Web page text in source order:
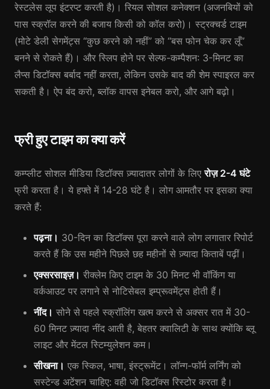
रेस्टलेस लूप इंटरप्ट करती है)। रियल सोशल कनेक्शन (अजनबियों को
पास स्क्रॉल करने की बजाय किसी को कॉल करो)। स्ट्रक्चर्ड टाइम
(मोटे डेली सेगमेंट्स “कुछ करने को नहीं” को “बस फोन चेक कर लूँ”
बनने से रोकते हैं)। और स्लिप होने पर सेल्फ-कम्पैशन: 3-मिनट का
लैप्स डिटॉक्स बर्बाद नहीं करता, लेकिन उसके बाद की शेम स्पाइरल कर
सकती है। ऐप बंद करो, ब्लॉक वापस इनेबल करो, और आगे बढ़ो।
फ्री हुए टाइम का क्या करें
कम्प्लीट सोशल मीडिया डिटॉक्स ज़्यादातर लोगों के लिएरोज़ 2-4 घंटे
फ्री करता है। ये हफ्ते में 14-28 घंटे है। लोग आमतौर पर इसका क्या
करते हैं:
पढ़ना। 30-दिन का डिटॉक्स पूरा करने वाले लोग लगातार रिपोर्ट
करते हैं कि उस महीने पिछले छह महीनों से ज़्यादा किताबें पढ़ीं।
एक्सरसाइज़। रीक्लेम किए टाइम के 30 मिनट भी वॉकिंग या
वर्कआउट पर लगाने से नोटिसेबल इम्प्रूवमेंट्स होती हैं।
नींद। सोने से पहले स्क्रॉलिंग खत्म करने से अक्सर रात में 30-
60 मिनट ज़्यादा नींद आती है, बेहतर क्वालिटी के साथ क्योंकि ब्लू
लाइट और मेंटल स्टिम्युलेशन कम।
सीखना। एक स्किल, भाषा, इंस्ट्रूमेंट। लॉन्ग-फॉर्म लर्निंग को
सस्टेन्ड अटेंशन चाहिए: वही जो डिटॉक्स रिस्टोर करता है।